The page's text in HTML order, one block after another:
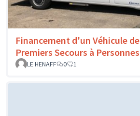
Financement d'un Véhicule de
Premiers Secours à Personnes
LE HENAFF
0 1